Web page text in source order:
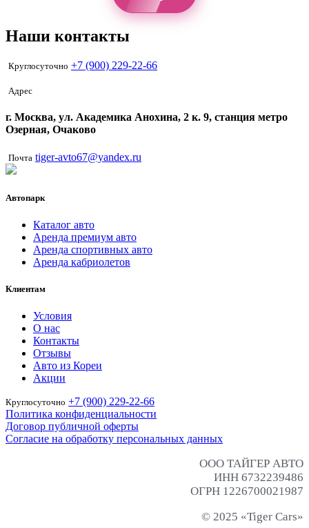
Наши контакты
Круглосуточно +7 (900) 229-22-66
Адрес
г. Москва, ул. Академика Анохина, 2 к. 9, станция метро
Озерная, Очаково
Почта tiger-avto67@yandex.ru
Автопарк
Каталог авто
Аренда премиум авто
Аренда спортивных авто
Аренда кабриолетов
Клиентам
Условия
О нас
Контакты
Отзывы
Авто из Кореи
Акции
Круглосуточно +7 (900) 229-22-66
Политика конфиденциальности
Договор публичной оферты
Согласие на обработку персональных данных
ООО ТАЙГЕР АВТО
ИНН 6732239486
ОГРН 1226700021987
© 2025 «Tiger Cars»